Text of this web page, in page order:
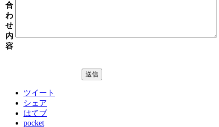
合
わ
せ
内
容
ツイート
シェア
はてブ
pocket